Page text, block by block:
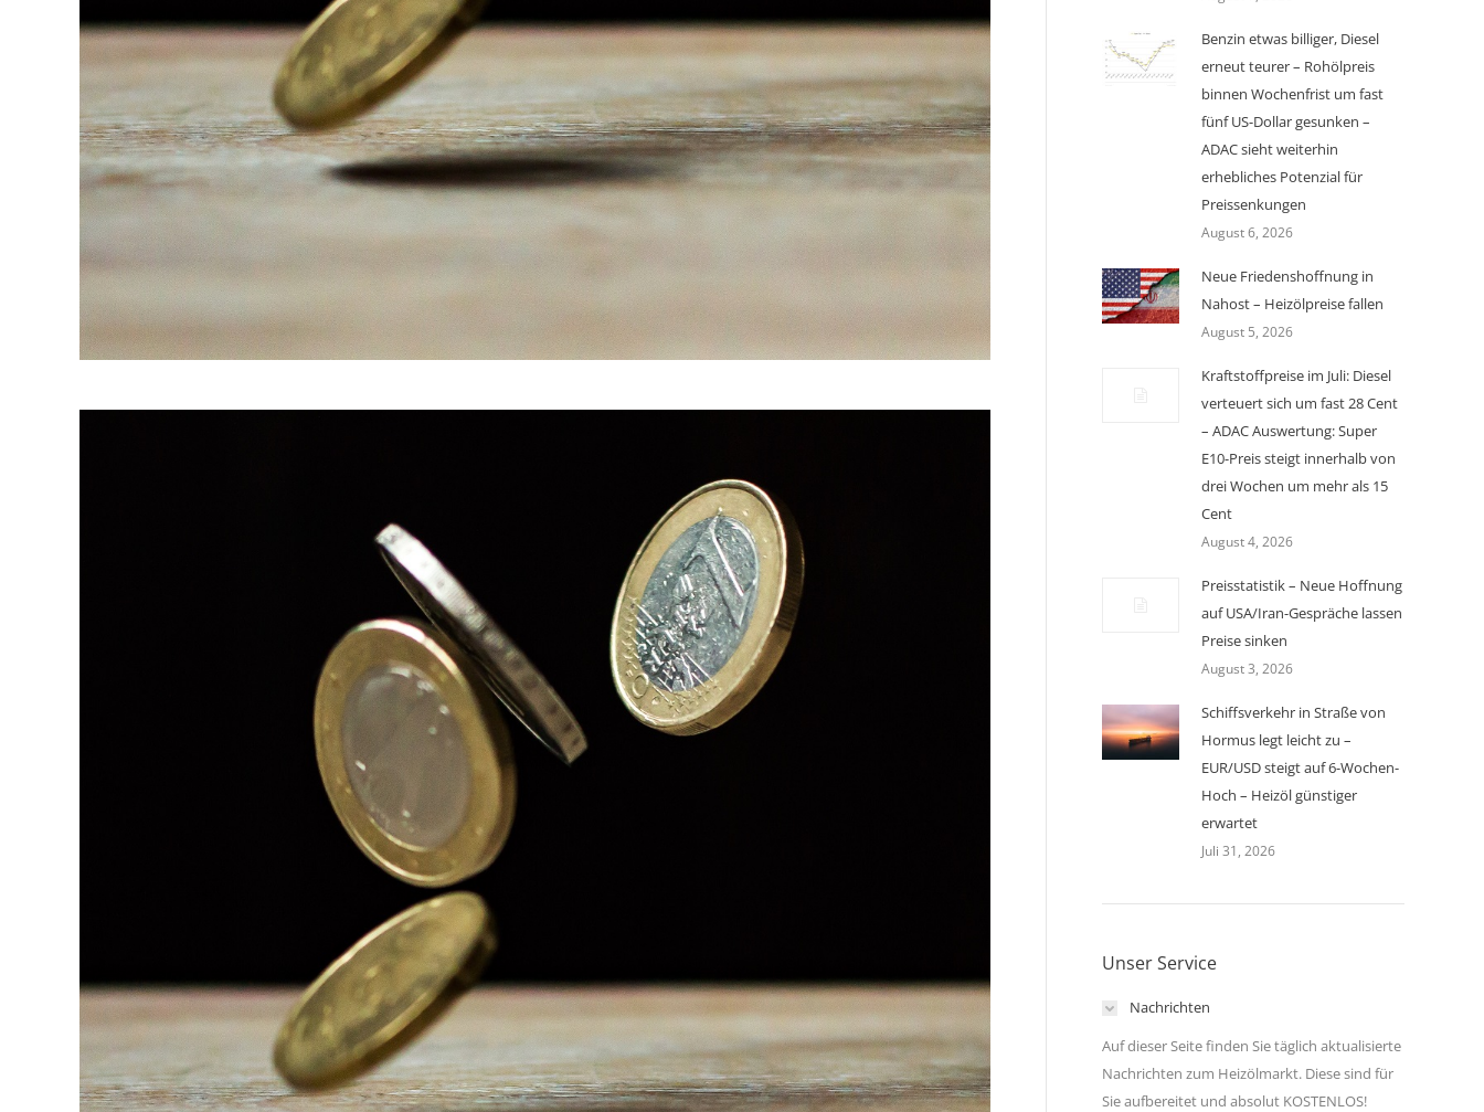
Benzin etwas billiger, Diesel
erneut teurer – Rohölpreis
binnen Wochenfrist um fast
fünf US-Dollar gesunken –
ADAC sieht weiterhin
erhebliches Potenzial für
Preissenkungen
August 6, 2026
Neue Friedenshoffnung in
Nahost – Heizölpreise fallen
August 5, 2026
Kraftstoffpreise im Juli: Diesel
verteuert sich um fast 28 Cent
– ADAC Auswertung: Super
E10-Preis steigt innerhalb von
drei Wochen um mehr als 15
Cent
August 4, 2026
Preisstatistik – Neue Hoffnung
auf USA/Iran-Gespräche lassen
Preise sinken
August 3, 2026
Schiffsverkehr in Straße von
Hormus legt leicht zu –
EUR/USD steigt auf 6-Wochen-
Hoch – Heizöl günstiger
erwartet
Juli 31, 2026
Unser Service
Nachrichten
Auf dieser Seite finden Sie täglich aktualisierte
Nachrichten zum Heizölmarkt. Diese sind für
Sie aufbereitet und absolut KOSTENLOS!